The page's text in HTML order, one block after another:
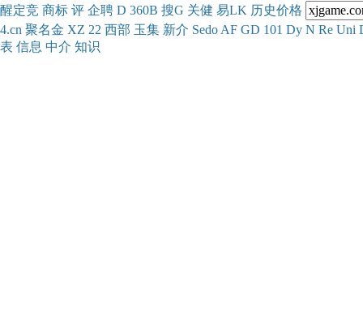
醒定竞 商标 评 企聘 D 360B 搜G 关健 易LK 历史价格
4.cn 聚名金 XZ 22 西部 玉集 新介 Sedo AF GD 101 Dy N Re Uni
表 信息 中介 知识